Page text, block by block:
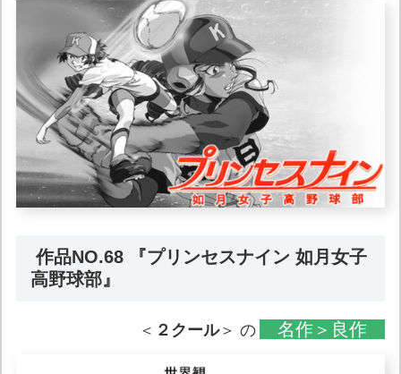
作品NO.68 『プリンセスナイン 如月女子
高野球部』
＜ ２クール＞ の 名作＞良作